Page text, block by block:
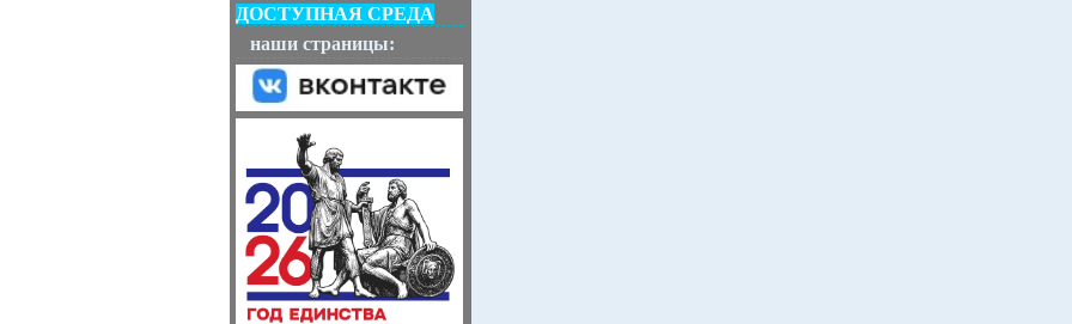
ДОСТУПНАЯ СРЕДА
наши страницы: